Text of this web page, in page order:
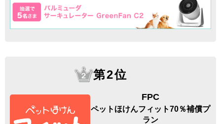
第2位
FPC
ペットほけんフィット70％補償プ
ラン